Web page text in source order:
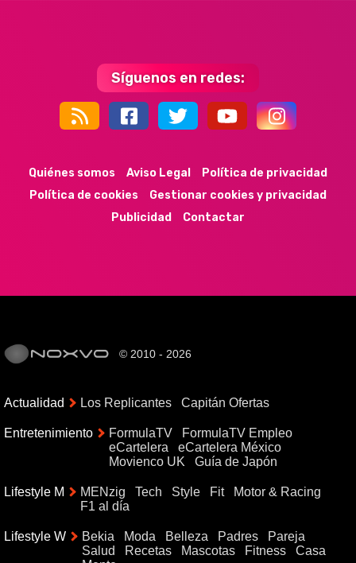
Síguenos en redes:
44k 9k 35k 352
Quiénes somos Aviso Legal
Política de privacidad
Política de cookies
Gestionar cookies y privacidad
Publicidad
Contactar
© 2010 - 2026
Actualidad Los Replicantes Capitán Ofertas
Entretenimiento FormulaTV
FormulaTV Empleo
eCartelera
eCartelera México
Movienco UK
Guía de Japón
Lifestyle M MENzig Tech Style Fit
Motor & Racing
F1 al día
Lifestyle W Bekia Moda Belleza Padres
Pareja
Salud
Recetas Mascotas Fitness
Casa